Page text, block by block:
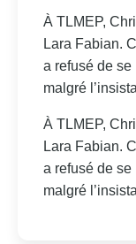
À TLMEP,
Lara Fabian.
a refusé de
malgré
À TLMEP,
Lara Fabian.
a refusé de
malgré